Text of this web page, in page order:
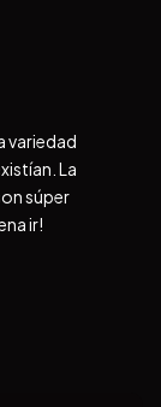
variedad
La
súper
ir!